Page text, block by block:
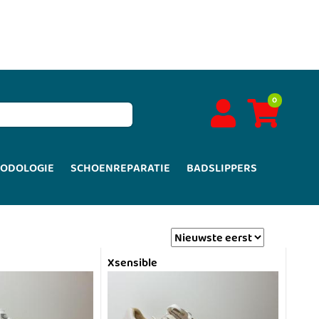
0
SCHOENREPARATIE BADSLIPPERS
Xsensible